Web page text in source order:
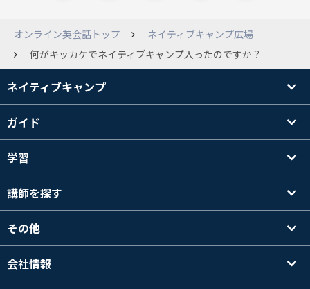
オンライン英会話トップ
ネイティブキャンプ広場
何がキッカケでネイティブキャンプ入ったのですか？
ネイティブキャンプ
ガイド
学習
講師を探す
その他
会社情報